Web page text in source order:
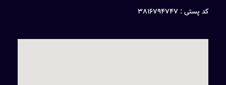
کد پستی : 3816794747